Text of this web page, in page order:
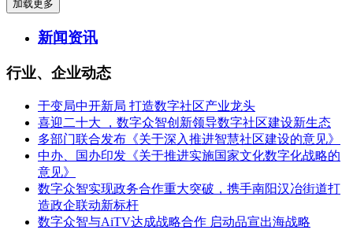
加载更多
新闻资讯
行业、企业动态
于变局中开新局 打造数字社区产业龙头
喜迎二十大 ，数字众智创新领导数字社区建设新生态
多部门联合发布《关于深入推进智慧社区建设的意见》
中办、国办印发《关于推进实施国家文化数字化战略的
意见》
数字众智实现政务合作重大突破，携手南阳汉冶街道打
造政企联动新标杆
数字众智与AiTV达成战略合作 启动品宣出海战略